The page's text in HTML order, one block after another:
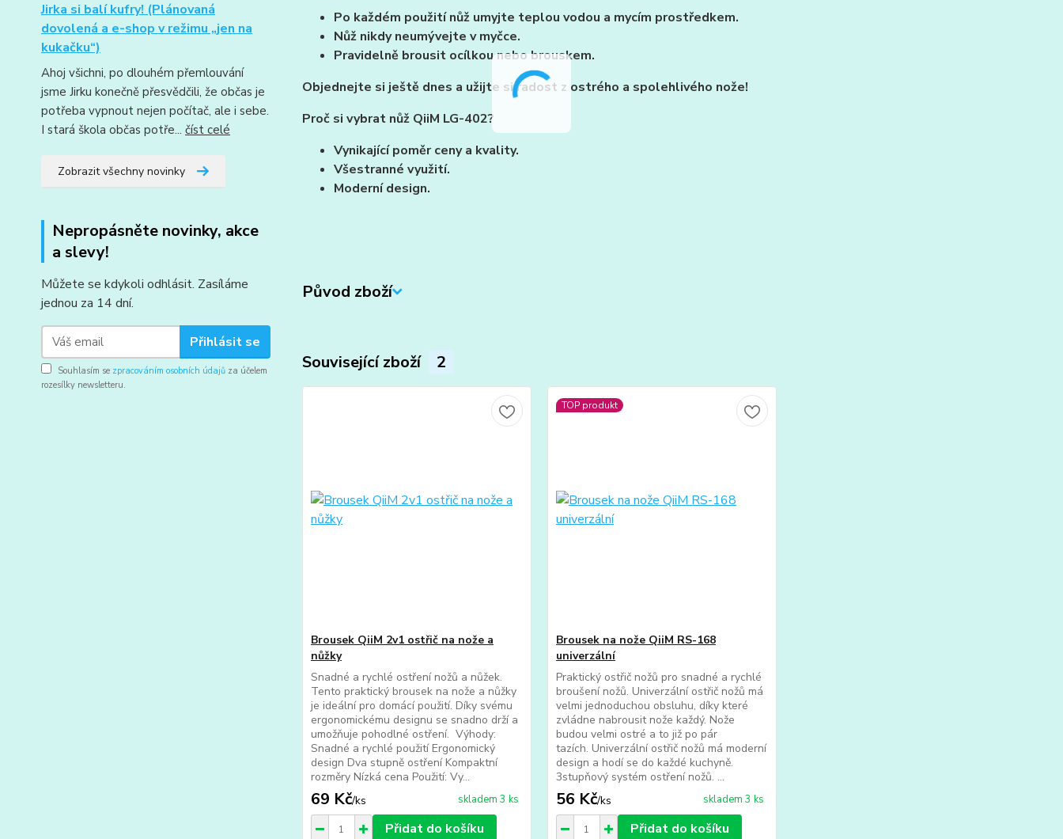
Jirka si balí kufry! (Plánovaná
dovolená a e-shop v režimu „jen na
kukačku“)
Ahoj všichni, po dlouhém přemlouvání
jsme Jirku konečně přesvědčili, že občas je
potřeba vypnout nejen počítač, ale i sebe.
I stará škola občas potře... číst celé
Zobrazit všechny novinky
Nepropásněte novinky, akce
a slevy!
Můžete se kdykoli odhlásit. Zasíláme
jednou za 14 dní.
Přihlásit se
Souhlasím se zpracováním osobních údajů za účelem
rozesílky newsletteru.
Po každém použití nůž umyjte teplou vodou a mycím prostředkem.
Nůž nikdy neumývejte v myčce.
Pravidelně brousit ocílkou nebo brouskem.
Objednejte si ještě dnes a užijte si radost z ostrého a spolehlivého nože!
Proč si vybrat nůž QiiM LG-402?
Vynikající poměr ceny a kvality.
Všestranné využití.
Moderní design.
Původ zboží
Související zboží 2
Brousek QiiM 2v1 ostřič na nože a
nůžky
Snadné a rychlé ostření nožů a nůžek.
Tento praktický brousek na nože a nůžky
je ideální pro domácí použití. Díky svému
ergonomickému designu se snadno drží a
umožňuje pohodlné ostření. Výhody:
Snadné a rychlé použití Ergonomický
design Dva stupně ostření Kompaktní
rozměry Nízká cena Použití: Vy...
69 Kč/ks skladem 3 ks
Přidat do košíku
TOP produkt
Brousek na nože QiiM RS-168
univerzální
Praktický ostřič nožů pro snadné a rychlé
broušení nožů. Univerzální ostřič nožů má
velmi jednoduchou obsluhu, díky které
zvládne nabrousit nože každý. Nože
budou velmi ostré a to již po pár
tazích. Univerzální ostřič nožů má moderní
design a hodí se do každé kuchyně.
3stupňový systém ostření nožů. ...
56 Kč/ks skladem 3 ks
Přidat do košíku